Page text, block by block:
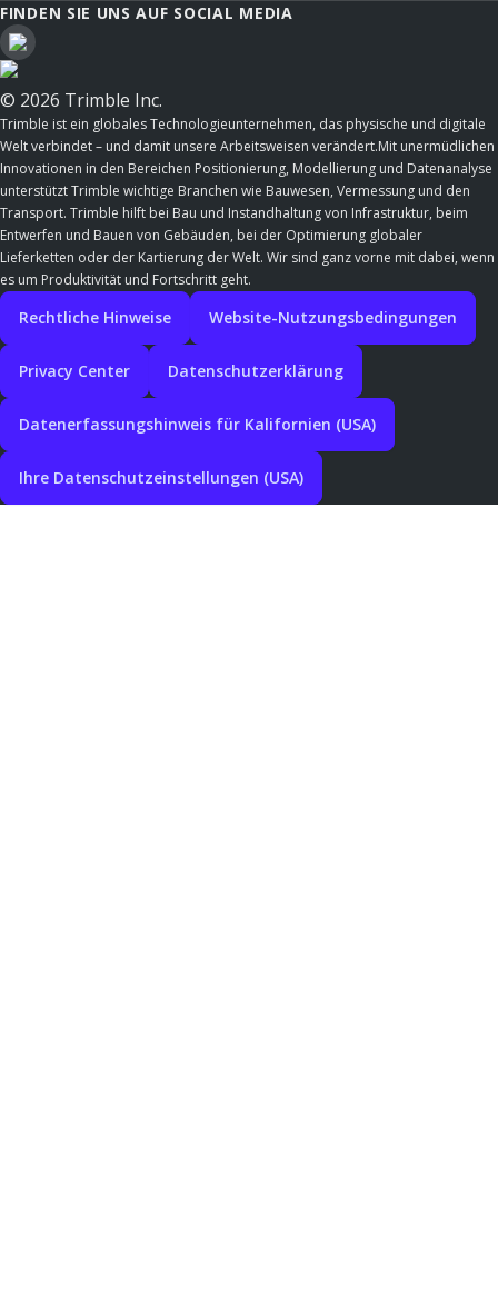
FINDEN SIE UNS AUF SOCIAL MEDIA
© 2026 Trimble Inc.
Trimble ist ein globales Technologieunternehmen, das physische und digitale
Welt verbindet – und damit unsere Arbeitsweisen verändert.Mit unermüdlichen
Innovationen in den Bereichen Positionierung, Modellierung und Datenanalyse
unterstützt Trimble wichtige Branchen wie Bauwesen, Vermessung und den
Transport. Trimble hilft bei Bau und Instandhaltung von Infrastruktur, beim
Entwerfen und Bauen von Gebäuden, bei der Optimierung globaler
Lieferketten oder der Kartierung der Welt. Wir sind ganz vorne mit dabei, wenn
es um Produktivität und Fortschritt geht.
Rechtliche Hinweise Website-Nutzungsbedingungen
Privacy Center Datenschutzerklärung
Datenerfassungshinweis für Kalifornien (USA)
Ihre Datenschutzeinstellungen (USA)